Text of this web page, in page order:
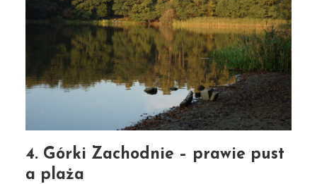
4. Górki Zachodnie – prawie pust
a plaża